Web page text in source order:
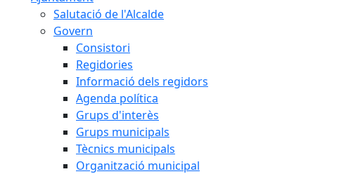
Salutació de l'Alcalde
Govern
Consistori
Regidories
Informació dels regidors
Agenda política
Grups d'interès
Grups municipals
Tècnics municipals
Organització municipal